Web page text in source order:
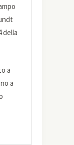
della
a
a